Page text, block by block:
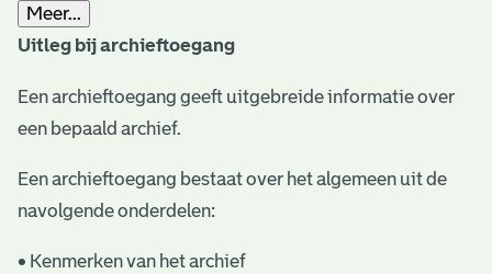
o
t
a
r
i
ë
l
Meer...
Uitleg bij archieftoegang
Een archieftoegang geeft uitgebreide informatie over
een bepaald archief.
Een archieftoegang bestaat over het algemeen uit de
navolgende onderdelen:
• Kenmerken van het archief